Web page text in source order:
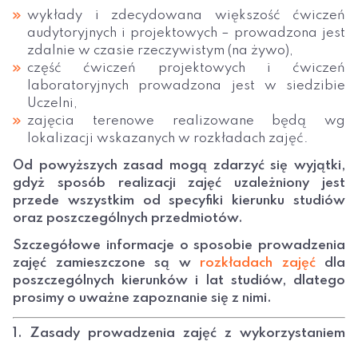
wykłady i zdecydowana większość ćwiczeń
audytoryjnych i projektowych – prowadzona jest
zdalnie w czasie rzeczywistym (na żywo),
część ćwiczeń projektowych i ćwiczeń
laboratoryjnych prowadzona jest w siedzibie
Uczelni,
zajęcia terenowe realizowane będą wg
lokalizacji wskazanych w rozkładach zajęć.
Od powyższych zasad mogą zdarzyć się wyjątki,
gdyż sposób realizacji zajęć uzależniony jest
przede wszystkim od specyfiki kierunku studiów
oraz poszczególnych przedmiotów.
Szczegółowe informacje o sposobie prowadzenia
zajęć zamieszczone są w rozkładach zajęćdla
poszczególnych kierunków i lat studiów, dlatego
prosimy o uważne zapoznanie się z nimi.
1. Zasady prowadzenia zajęć z wykorzystaniem